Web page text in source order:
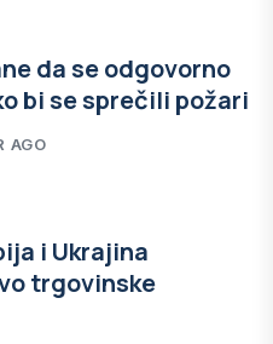
da se odgovorno
bi se sprečili požari
AGO
i Ukrajina
trgovinske